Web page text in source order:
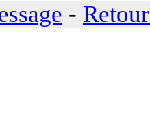
-